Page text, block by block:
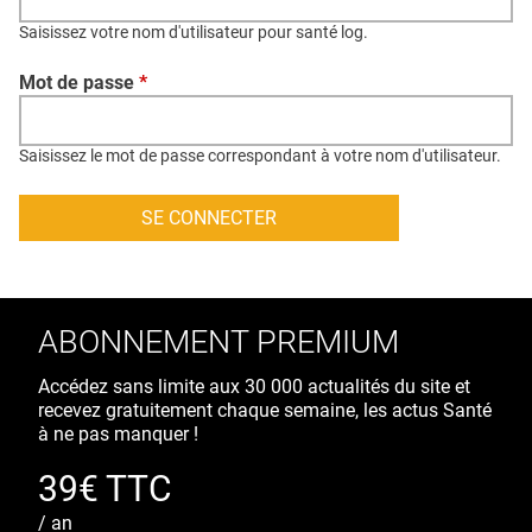
CONTACT
CRÉDITS
Saisissez votre nom d'utilisateur pour santé log.
Mot de passe *
Saisissez le mot de passe correspondant à votre nom d'utilisateur.
ABONNEMENT PREMIUM
Accédez sans limite aux 30 000 actualités du site et
recevez gratuitement chaque semaine, les actus Santé
à ne pas manquer !
39€ TTC
/ an